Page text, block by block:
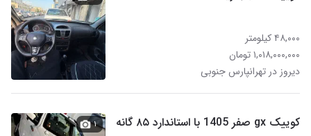
۴۸,۰۰۰ کیلومتر
۱,۰۱۸,۰۰۰,۰۰۰ تومان
دیروز در تهرانپارس جنوبی
کوییک gx صفر 1405 با استاندارد ۸۵ گانه
۱